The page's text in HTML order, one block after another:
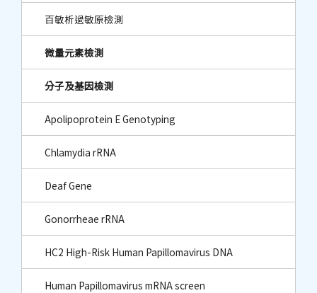
百敏析過敏原檢測
微量元素檢測
分子及基因檢測
Apolipoprotein E Genotyping
Chlamydia rRNA
Deaf Gene
Gonorrheae rRNA
HC2 High-Risk Human Papillomavirus DNA
Human Papillomavirus mRNA screen